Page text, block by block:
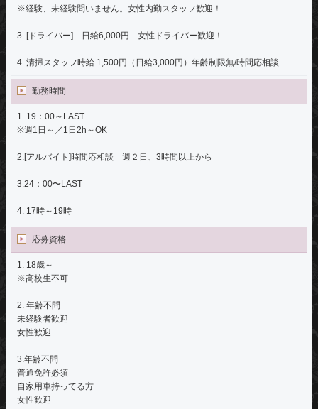
※経験、未経験問いません。女性内勤スタッフ歓迎！
3. [ドライバー] 日給6,000円 女性ドライバー歓迎！
4. 清掃スタッフ時給 1,500円（日給3,000円）年齢制限無/時間応相談
勤務時間
1. 19：00～LAST
※週1日～／1日2h～OK
2.[アルバイト]時間応相談 週２日、3時間以上から
3.24：00〜LAST
4. 17時～19時
応募資格
1. 18歳～
※高校生不可
2. 年齢不問
未経験者歓迎
女性歓迎
3.年齢不問
普通免許必須
自家用車持ってる方
女性歓迎